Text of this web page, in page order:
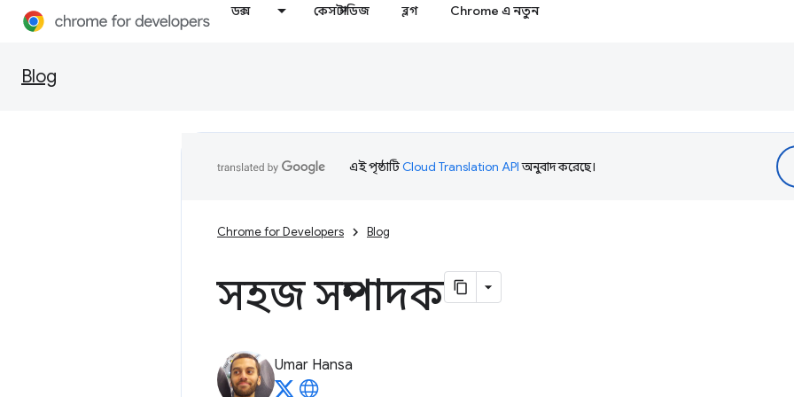
ডক্স কেস স্টাডিজ ব্লগ Chrome এ নতুন
Blog
এই পৃষ্ঠাটিCloud Translation APIঅনুবাদ করেছে।
Chrome for Developers Blog
সহজ সম্পাদক
Umar Hansa